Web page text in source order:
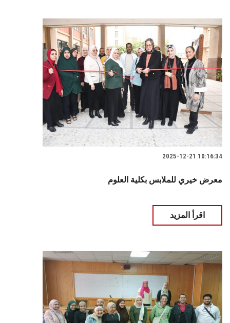
2025-12-21 10:16:34
معرض خيري للملابس بكلية العلوم
اقرأ المزيد